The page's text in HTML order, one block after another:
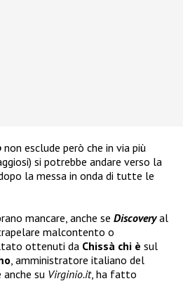
non esclude però che in via più
si potrebbe andare verso la
la messa in onda di tutte le
mancare, anche se Discoveryal
malcontento o
ottenuti da Chissà chi è sul
, amministratore italiano del
anche su Virginio.it, ha fatto